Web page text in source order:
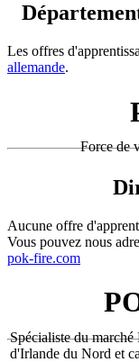
Les offres
allemande.
Force de
Aucune offre
Vous pouvez nous
pok-fire.com
Spécialiste du
d'Irlande du Nord et